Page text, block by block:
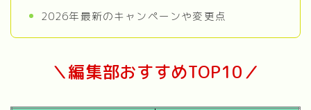
2026年最新のキャンペーンや変更点
＼編集部おすすめTOP10／